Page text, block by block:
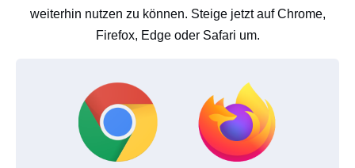
weiterhin nutzen zu können. Steige jetzt auf Chrome,
Firefox, Edge oder Safari um.